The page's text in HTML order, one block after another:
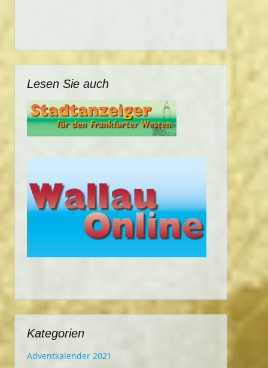
Lesen Sie auch
Kategorien
Adventkalender 2021